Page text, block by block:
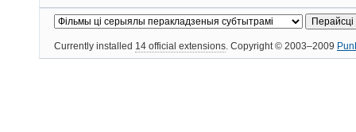
Currently installed 14 official extensions. Copyright © 2003–2009